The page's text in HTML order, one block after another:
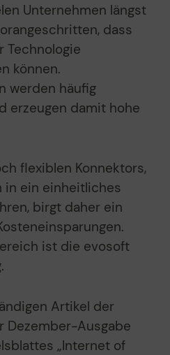
Unternehmen längst
dass
Technologie
können.
werden häufig
erzeugen damit hohe
flexiblen Konnektors,
in ein einheitliches
birgt daher ein
ist die evosoft
Artikel der
Dezember-Ausgabe
„Internet of